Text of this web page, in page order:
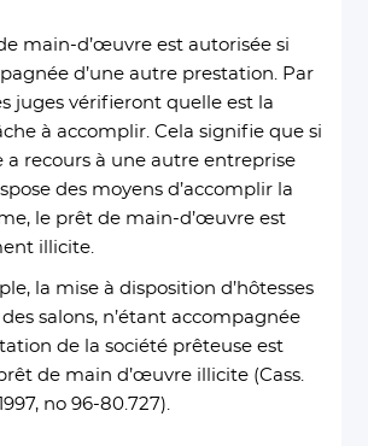
main-d’œuvre est autorisée si
d’une autre prestation. Par
juges vérifieront quelle est la
à accomplir. Cela signifie que si
a recours à une autre entreprise
des moyens d’accomplir la
le prêt de main-d’œuvre est
illicite.
la mise à disposition d’hôtesses
salons, n’étant accompagnée
de la société prêteuse est
de main d’œuvre illicite (Cass.
no 96-80.727).